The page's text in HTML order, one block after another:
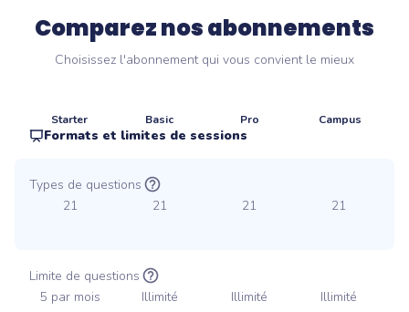
Comparez nos abonnements
Choisissez l'abonnement qui vous convient le mieux
Starter Basic Pro Campus
Formats et limites de sessions
Types de questions
21
21 21 21
Limite de questions
5 par mois
Illimité Illimité Illimité